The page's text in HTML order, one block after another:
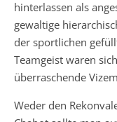
hinterlassen als
gewaltige
der sportlichen
Teamgeist waren
überraschende
Weder den